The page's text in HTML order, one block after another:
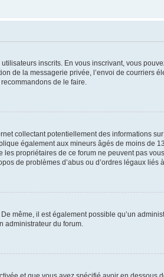
inscrits. En vous inscrivant, vous
de la messagerie privée, l’envoi de courriers
de le faire.
collectant potentiellement des informations
également aux mineurs âgés de moins de
propriétaires de ce forum ne peuvent pas
de problèmes d’abus ou d’ordres légaux liés
même, il est également possible qu’un
administrateur du forum.